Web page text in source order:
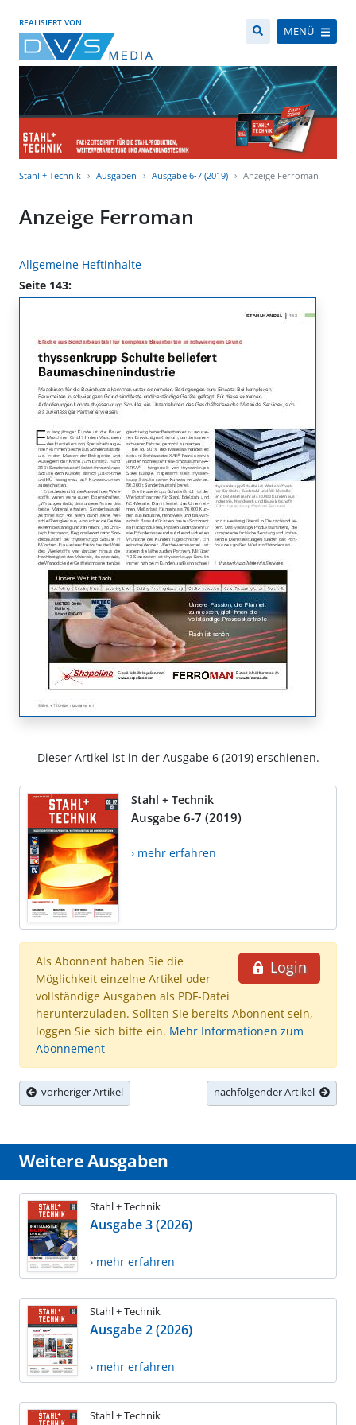
REALISIERT VON
MENÜ
Stahl + Technik Ausgaben Ausgabe 6-7 (2019) Anzeige Ferroman
Anzeige Ferroman
Allgemeine Heftinhalte
Seite 143:
Dieser Artikel ist in der Ausgabe 6 (2019) erschienen.
Stahl + Technik
Ausgabe 6-7 (2019)
› mehr erfahren
Login
Als Abonnent haben Sie die
Möglichkeit einzelne Artikel oder
vollständige Ausgaben als PDF-Datei
herunterzuladen. Sollten Sie bereits Abonnent sein,
loggen Sie sich bitte ein. Mehr Informationen zum
Abonnement
vorheriger Artikel nachfolgender Artikel
Weitere Ausgaben
Stahl + Technik
Ausgabe 3 (2026)
› mehr erfahren
Stahl + Technik
Ausgabe 2 (2026)
› mehr erfahren
Stahl + Technik